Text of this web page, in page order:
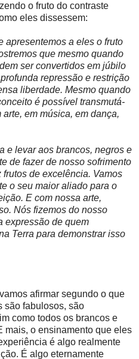
o fruto do contraste
eles dissessem:
apresentemos a eles o fruto
que mesmo quando
ser convertidos em júbilo
repressão e restrição
liberdade. Mesmo quando
é possível transmutá-
em música, em dança,
e levar aos brancos, negros e
de fazer de nosso sofrimento
de excelência. Vamos
o seu maior aliado para o
E com nossa arte,
Nós fizemos do nosso
expressão de quem
Terra para demonstrar isso
afirmar segundo o que
são fabulosos, são
como todos os brancos e
mais, o ensinamento que eles
é algo realmente
É algo eternamente